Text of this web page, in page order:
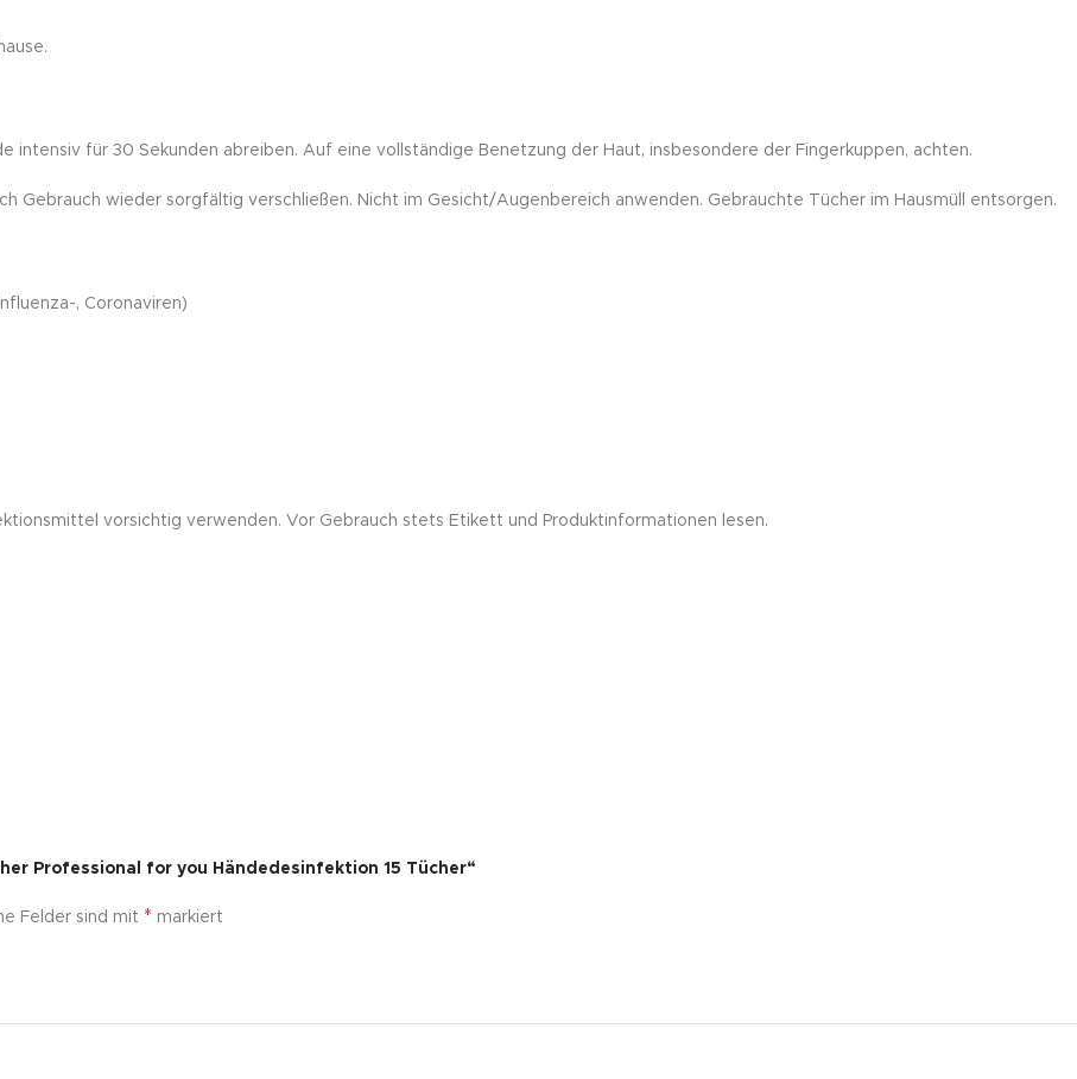
intensiv für 30 Sekunden abreiben. Auf eine vollständige Benetzung der Haut, insbesondere der Fingerkuppen, achten.
Gebrauch wieder sorgfältig verschließen. Nicht im Gesicht/Augenbereich anwenden. Gebrauchte Tücher im Hausmüll entsorgen.
, Coronaviren)
vorsichtig verwenden. Vor Gebrauch stets Etikett und Produktinformationen lesen.
Professional for you Händedesinfektion 15 Tücher“
Felder sind mit * markiert